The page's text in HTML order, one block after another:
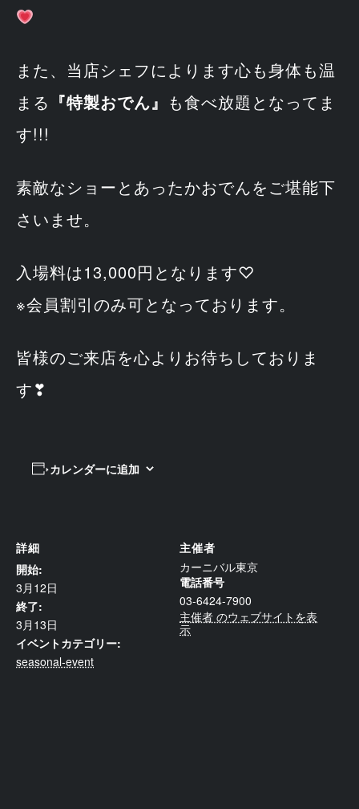
また、当店シェフによります心も身体も温
まる 『特製おでん』 も食べ放題となってま
す!!!
素敵なショーとあったかおでんをご堪能下
さいませ。
入場料は13,000円となります♡
※会員割引のみ可となっております。
皆様のご来店を心よりお待ちしておりま
す❣
カレンダーに追加
詳細
開始:
3月12日
終了:
3月13日
イベントカテゴリー:
seasonal-event
主催者
カーニバル東京
電話番号
03-6424-7900
主催者 のウェブサイトを表
示